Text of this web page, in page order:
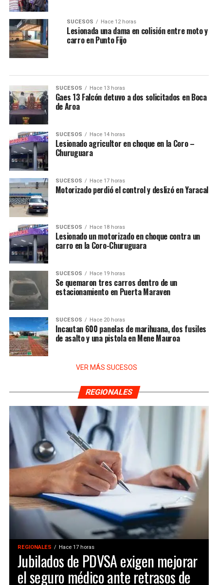
SUCESOS Hace 12 horas
Lesionada una dama en colisión entre moto y
carro en Punto Fijo
SUCESOS Hace 13 horas
Gaes 13 Falcón detuvo a dos solicitados en Boca
de Aroa
SUCESOS Hace 14 horas
Lesionado agricultor en choque en la Coro –
Churuguara
SUCESOS Hace 17 horas
Motorizado perdió el control y deslizó en Yaracal
SUCESOS Hace 18 horas
Lesionado un motorizado en choque contra un
carro en la Coro-Churuguara
SUCESOS Hace 19 horas
Se quemaron tres carros dentro de un
estacionamiento en Puerta Maraven
SUCESOS Hace 20 horas
Incautan 600 panelas de marihuana, dos fusiles
de asalto y una pistola en Mene Mauroa
VER MÁS SUCESOS
REGIONALES
REGIONALES Hace 17 horas
Jubilados de PDVSA exigen mejorar
el seguro médico ante retrasos de